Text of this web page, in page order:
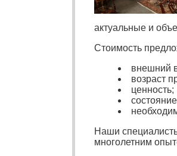
актуальные и
Стоимость
внешний
возраст
ценность;
Наши
многолетним